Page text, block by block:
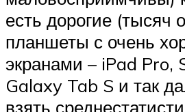
есть дорогие (тысяч
планшеты с очень
экранами – iPad Pro,
Galaxy Tab S и так
взять